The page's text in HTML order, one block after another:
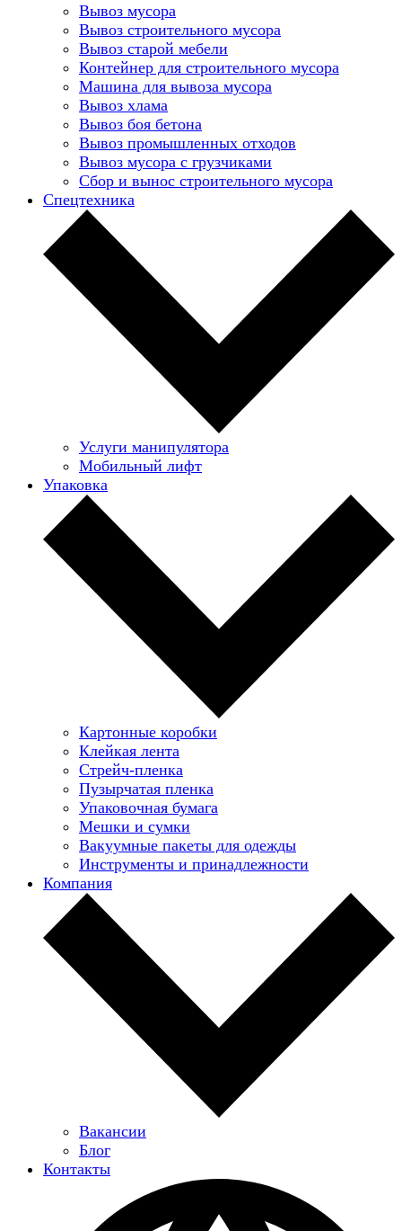
Вывоз мусора
Вывоз строительного мусора
Вывоз старой мебели
Контейнер для строительного мусора
Машина для вывоза мусора
Вывоз хлама
Вывоз боя бетона
Вывоз промышленных отходов
Вывоз мусора с грузчиками
Сбор и вынос строительного мусора
Спецтехника
Услуги манипулятора
Мобильный лифт
Упаковка
Картонные коробки
Клейкая лента
Стрейч-пленка
Пузырчатая пленка
Упаковочная бумага
Мешки и сумки
Вакуумные пакеты для одежды
Инструменты и принадлежности
Компания
Вакансии
Блог
Контакты